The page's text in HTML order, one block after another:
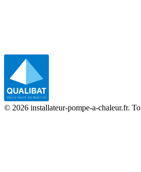
© 2026 installateur-pompe-a-chaleur.fr.